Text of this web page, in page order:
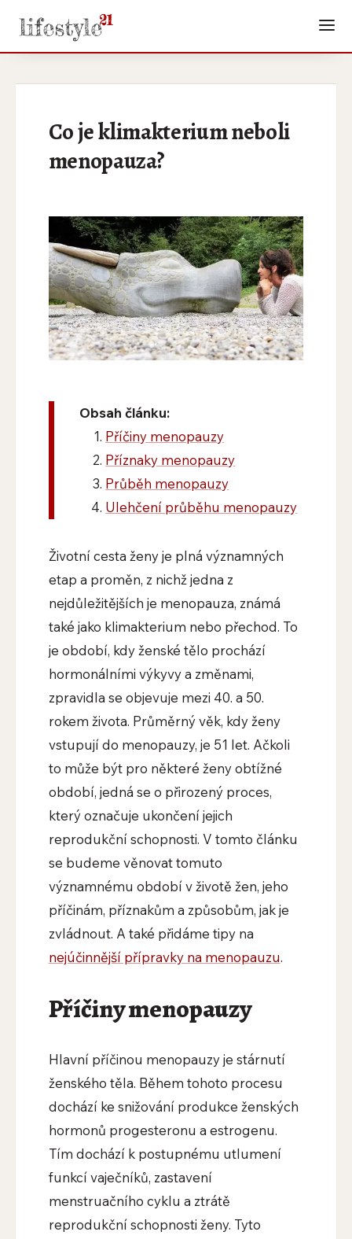
Co je klimakterium neboli
menopauza?
Obsah článku:
Příčiny menopauzy
Příznaky menopauzy
Průběh menopauzy
Ulehčení průběhu menopauzy
Životní cesta ženy je plná významných
etap a proměn, z nichž jedna z
nejdůležitějších je menopauza, známá
také jako klimakterium nebo přechod. To
je období, kdy ženské tělo prochází
hormonálními výkyvy a změnami,
zpravidla se objevuje mezi 40. a 50.
rokem života. Průměrný věk, kdy ženy
vstupují do menopauzy, je 51 let. Ačkoli
to může být pro některé ženy obtížné
období, jedná se o přirozený proces,
který označuje ukončení jejich
reprodukční schopnosti. V tomto článku
se budeme věnovat tomuto
významnému období v životě žen, jeho
příčinám, příznakům a způsobům, jak je
zvládnout. A také přidáme tipy na
nejúčinnější přípravky na menopauzu.
Příčiny menopauzy
Hlavní příčinou menopauzy je stárnutí
ženského těla. Během tohoto procesu
dochází ke snižování produkce ženských
hormonů progesteronu a estrogenu.
Tím dochází k postupnému utlumení
funkcí vaječníků, zastavení
menstruačního cyklu a ztrátě
reprodukční schopnosti ženy. Tyto